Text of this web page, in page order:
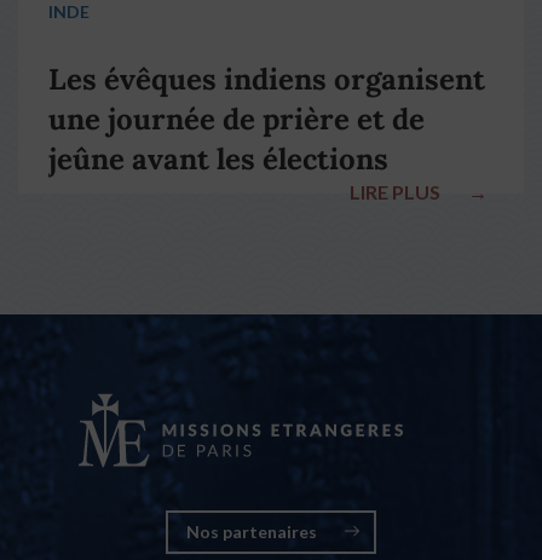
INDE
Les évêques indiens organisent
une journée de prière et de
jeûne avant les élections
LIRE PLUS →
Nos partenaires